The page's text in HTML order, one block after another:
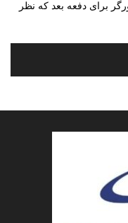
برای دفعه بعد که نظر